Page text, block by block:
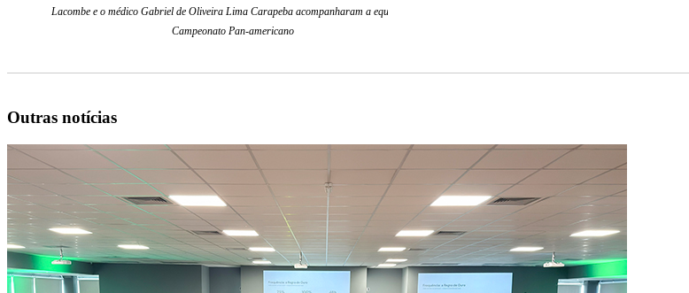
Lacombe e o médico Gabriel de Oliveira Lima Carapeba acompanharam a equipe no
Campeonato Pan-americano
Outras notícias